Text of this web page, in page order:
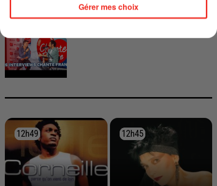
INTERVIEW CHANTE FRANCE AVEC
12h49
12h49 12h45
12h45
Gérer mes choix